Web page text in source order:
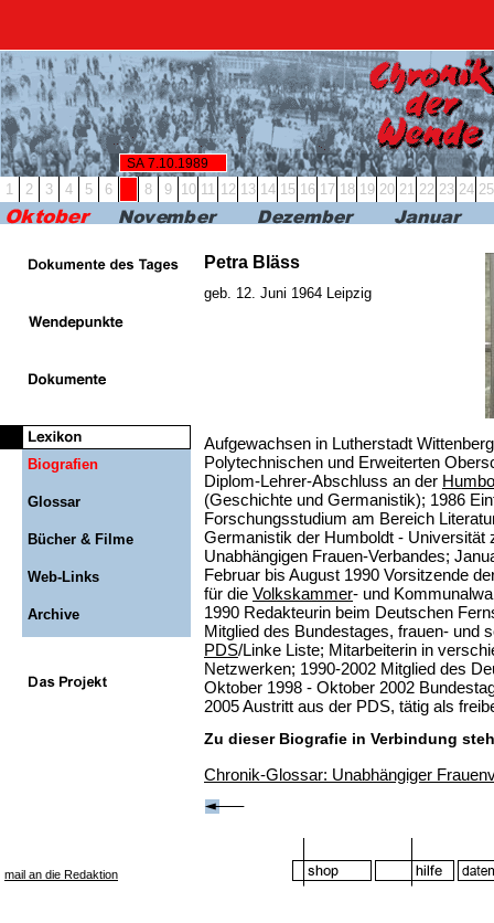
SA 7.10.1989
1 2 3 4 5 6 8 9 10 11 12 13 14 15 16 17 18 19 20 21 22 23 24 25
Biografien
Glossar
Bücher & Filme
Web-Links
Archive
Petra Bläss
geb. 12. Juni 1964 Leipzig
Aufgewachsen in Lutherstadt
Polytechnischen und Erweiterten
Diplom-Lehrer-Abschluss an der
(Geschichte und Germanistik); 1986
Forschungsstudium am Bereich
Germanistik der Humboldt - Universität
Unabhängigen Frauen-Verbandes;
Februar bis August 1990 Vorsitzende
für die Volkskammer- und
1990 Redakteurin beim Deutschen
Mitglied des Bundestages, frauen- und
PDS/Linke Liste; Mitarbeiterin in
Netzwerken; 1990-2002 Mitglied des
Oktober 1998 - Oktober 2002
2005 Austritt aus der PDS, tätig als
Zu dieser Biografie in Verbindung
Chronik-Glossar: Unabhängiger
mail an die Redaktion